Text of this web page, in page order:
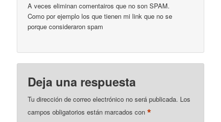
A veces eliminan comentairos que no son SPAM.
Como por ejemplo los que tienen mi link que no se
porque consideraron spam
Deja una respuesta
Tu dirección de correo electrónico no será publicada. Los
campos obligatorios están marcados con*